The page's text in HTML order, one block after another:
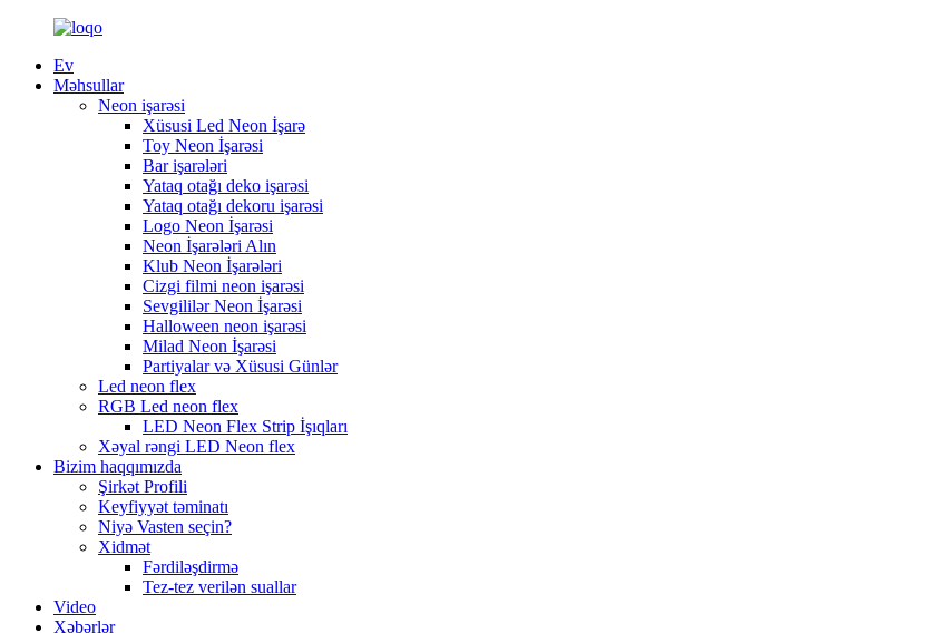
Ev
Məhsullar
Neon işarəsi
Xüsusi Led Neon İşarə
Toy Neon İşarəsi
Bar işarələri
Yataq otağı deko işarəsi
Yataq otağı dekoru işarəsi
Logo Neon İşarəsi
Neon İşarələri Alın
Klub Neon İşarələri
Cizgi filmi neon işarəsi
Sevgililər Neon İşarəsi
Halloween neon işarəsi
Milad Neon İşarəsi
Partiyalar və Xüsusi Günlər
Led neon flex
RGB Led neon flex
LED Neon Flex Strip İşıqları
Xəyal rəngi LED Neon flex
Bizim haqqımızda
Şirkət Profili
Keyfiyyət təminatı
Niyə Vasten seçin?
Xidmət
Fərdiləşdirmə
Tez-tez verilən suallar
Video
Xəbərlər